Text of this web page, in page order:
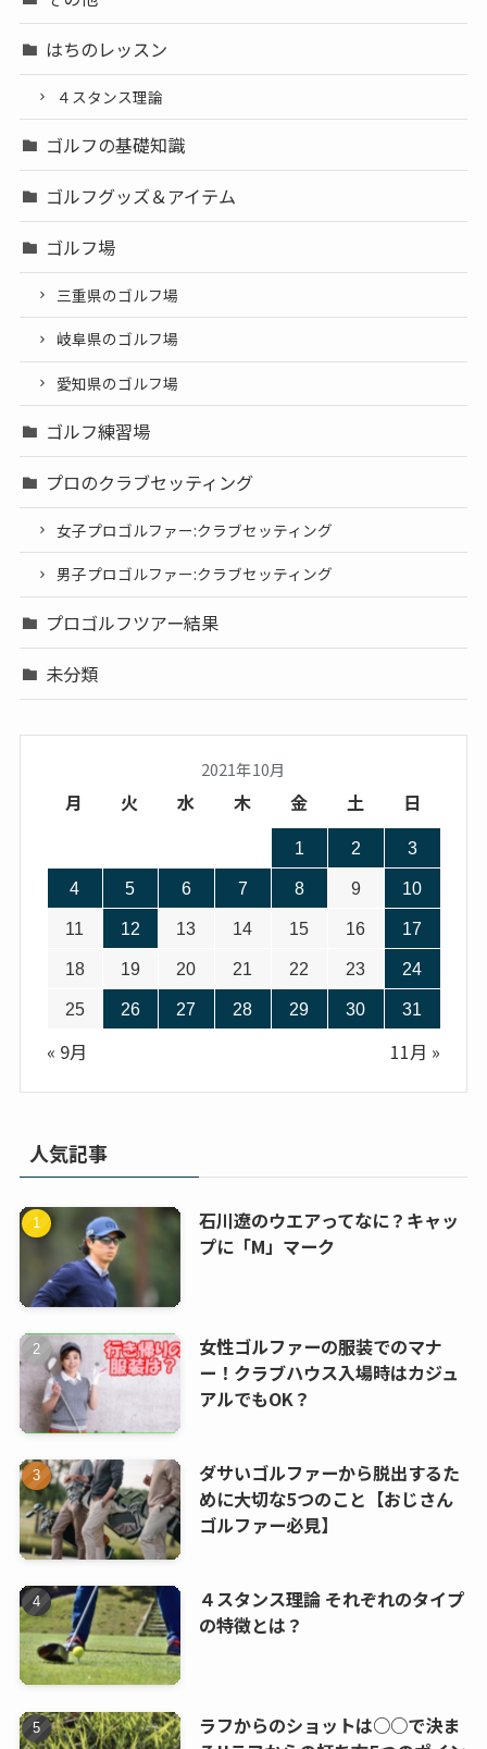
はちのレッスン
４スタンス理論
ゴルフの基礎知識
ゴルフグッズ＆アイテム
ゴルフ場
三重県のゴルフ場
岐阜県のゴルフ場
愛知県のゴルフ場
ゴルフ練習場
プロのクラブセッティング
女子プロゴルファー:クラブセッティング
男子プロゴルファー:クラブセッティング
プロゴルフツアー結果
未分類
2021年10月
月 火 水 木 金 土 日
1 2 3
4 5 6 7 8 9 10
11 12 13 14 15 16 17
18 19 20 21 22 23 24
25 26 27 28 29 30 31
« 9月 11月 »
人気記事
石川遼のウエアってなに？キャッ
プに「M」マーク
女性ゴルファーの服装でのマナ
ー！クラブハウス入場時はカジュ
アルでもOK？
ダサいゴルファーから脱出するた
めに大切な5つのこと【おじさん
ゴルファー必見】
４スタンス理論 それぞれのタイプ
の特徴とは？
ラフからのショットは○○で決ま